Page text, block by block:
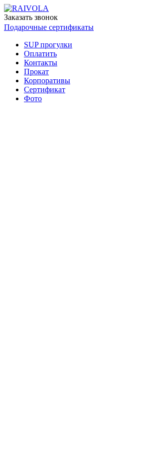
Заказать звонок
Подарочные сертификаты
SUP прогулки
Оплатить
Контакты
Прокат
Корпоративы
Cертификат
Фото